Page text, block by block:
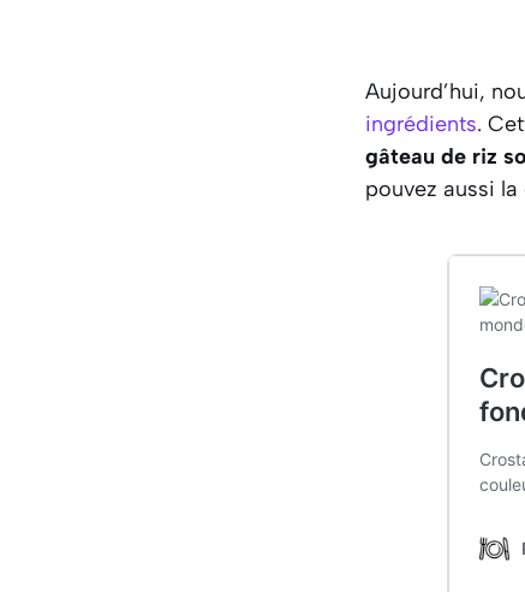
Aujourd’hui,
ingrédients.
gâteau de riz
pouvez aussi